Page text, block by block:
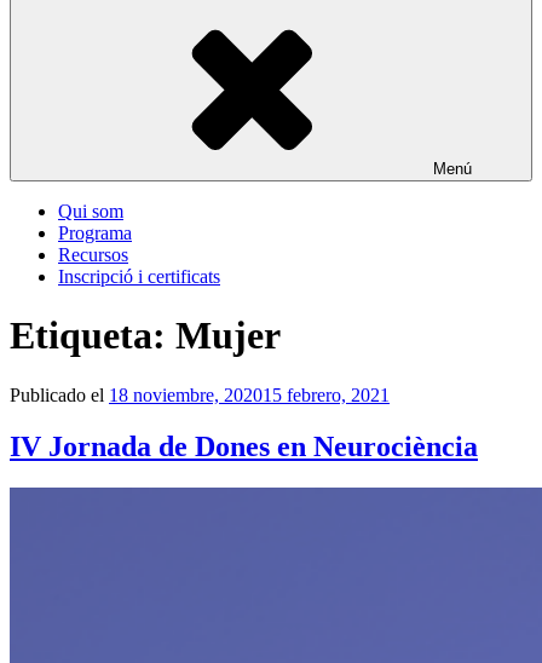
Menú
Qui som
Programa
Recursos
Inscripció i certificats
Etiqueta: Mujer
Publicado el 18 noviembre, 202015 febrero, 2021
IV Jornada de Dones en Neurociència